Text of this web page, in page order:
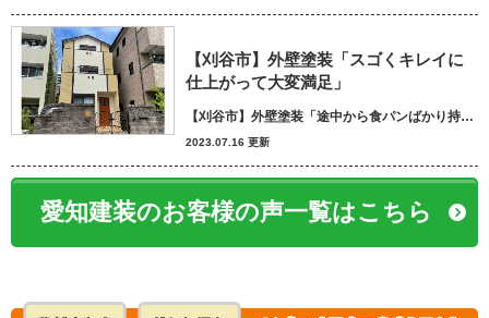
【刈谷市】外壁塗装「スゴくキレイに
仕上がって大変満足」
【刈谷市】外壁塗装「途中から食パンばかり持ってきてパン屋さんかと思いました笑」
2023.07.16 更新
愛知建装のお客様の声一覧はこちら